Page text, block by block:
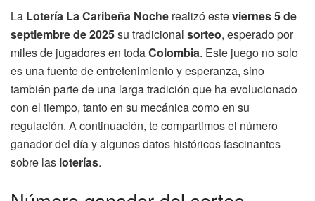
La Lotería La Caribeña Noche realizó esteviernes 5 de
septiembre de 2025su tradicional sorteo, esperado por
miles de jugadores en todaColombia. Este juego no solo
es una fuente de entretenimiento y esperanza, sino
también parte de una larga tradición que ha evolucionado
con el tiempo, tanto en su mecánica como en su
regulación. A continuación, te compartimos el número
ganador del día y algunos datos históricos fascinantes
sobre las loterías.